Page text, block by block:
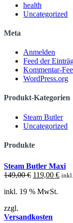
health
Uncategorized
Meta
Anmelden
Feed der
Kommentar-
WordPress.org
Produkt-Kategorien
Steam Butler
Uncategorized
Produkte
Steam Butler Maxi
149,00€
war:
119,00 €
inkl. 19 % MwSt.
zzgl.
Versandkosten